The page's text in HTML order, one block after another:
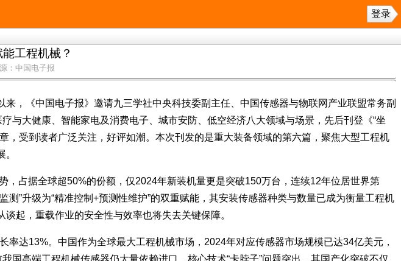
登录
工程机械？
：中国电子报
，《中国电子报》邀请九三学社中央科技委副主任、中国传感器与物联网产业联盟常务副
与大健康、智能家电及消费电子、城市安防、低空经济八大领域与场景，先后刊登《“坐
受到读者广泛关注，好评如潮。本次刊发的是重大装备领域的第六篇，聚焦大型工程机
占据全球超50%的份额，仅2024年新装机量更是突破150万台，连续12年位居世界第
”升级为“精准控制+预测性维护”的双重赋能，其安装传感器种类与数量已成为衡量工程机
起，重载作业的安全性与效率也将失去关键保障。
达13%。中国作为全球最大工程机械市场，2024年对应传感器市场规模已达34亿美元，
高端工程机械传感器仍大量依赖进口，核心技术“卡脖子”问题突出，其国产化突破不仅